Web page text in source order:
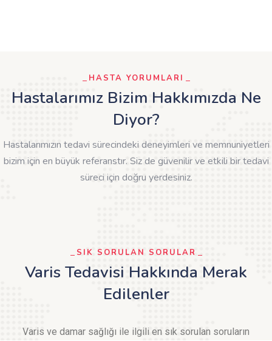
HASTA YORUMLARI
Hastalarımız Bizim Hakkımızda Ne
Diyor?
Hastalarımızın tedavi sürecindeki deneyimleri ve memnuniyetleri
bizim için en büyük referanstır. Siz de güvenilir ve etkili bir tedavi
süreci için doğru yerdesiniz.
SIK SORULAN SORULAR
Varis Tedavisi Hakkında Merak
Edilenler
Varis ve damar sağlığı ile ilgili en sık sorulan soruların